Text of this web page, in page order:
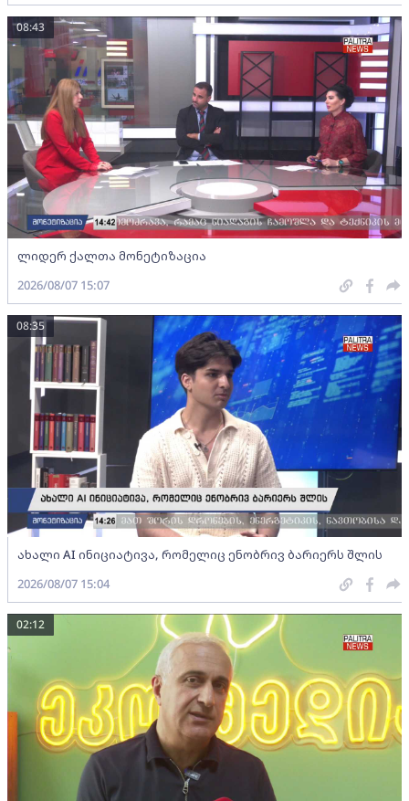
ლიდერ ქალთა მონეტიზაცია
08:43
2026/08/07 15:07
ახალი AI ინიციატივა, რომელიც ენობრივ ბარიერს შლის
08:35
2026/08/07 15:04
02:12